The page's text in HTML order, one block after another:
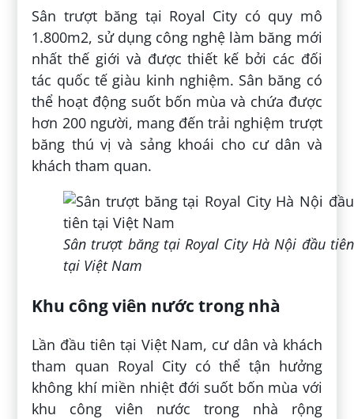
Sân trượt băng tại Royal City có quy mô
1.800m2, sử dụng công nghệ làm băng mới
nhất thế giới và được thiết kế bởi các đối
tác quốc tế giàu kinh nghiệm. Sân băng có
thể hoạt động suốt bốn mùa và chứa được
hơn 200 người, mang đến trải nghiệm trượt
băng thú vị và sảng khoái cho cư dân và
khách tham quan.
Sân trượt băng tại Royal City Hà Nội đầu tiên
tại Việt Nam
Khu công viên nước trong nhà
Lần đầu tiên tại Việt Nam, cư dân và khách
tham quan Royal City có thể tận hưởng
không khí miền nhiệt đới suốt bốn mùa với
khu công viên nước trong nhà rộng